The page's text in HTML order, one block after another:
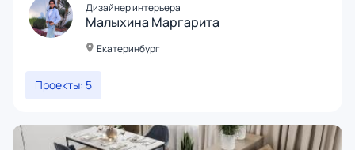
Дизайнер интерьера
Малыхина Маргарита
Екатеринбург
Проекты: 5